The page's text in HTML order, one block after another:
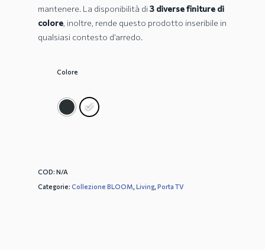
mantenere. La disponibilità di 3 diverse finiture di
colore, inoltre, rende questo prodotto inseribile in
qualsiasi contesto d’arredo.
Colore
COD: N/A
Categorie: Collezione BLOOM, Living, Porta TV